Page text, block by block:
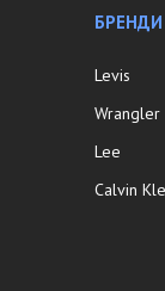
БРЕНДИ
Levis
Wrangler
Lee
Calvin